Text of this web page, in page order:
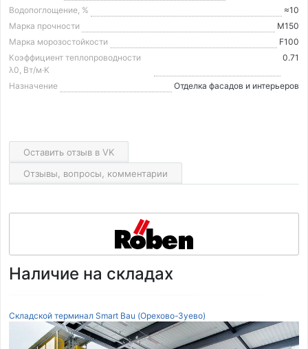
Водопоглощение, %
≈10
Марка прочности
М150
Марка морозостойкости
F100
Коэффициент теплопроводности
λ0, Вт/м·K
0.71
Назначение Отделка фасадов и интерьеров
Оставить отзыв в VK
Отзывы, вопросы, комментарии
Наличие на складах
Складской терминал Smart Bau (Орехово-Зуево)